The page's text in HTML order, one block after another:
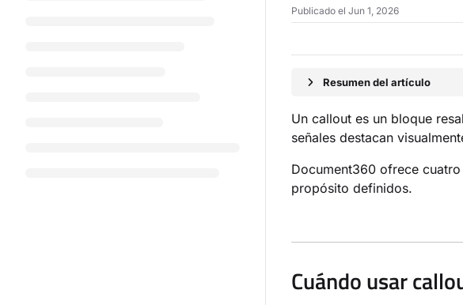
Publicado el Jun 1, 2026
Resumen del artículo
Un callout es un bloque
señales destacan
Document360 ofrece
propósito definidos.
Cuándo usar